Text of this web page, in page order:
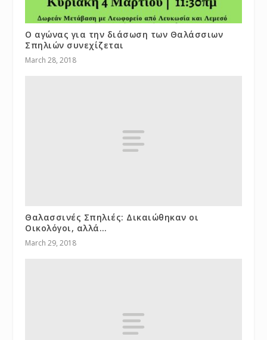
Ο αγώνας για την διάσωση των Θαλάσσιων
Σπηλιών συνεχίζεται
March 28, 2018
Θαλασσινές Σπηλιές: Δικαιώθηκαν οι
Οικολόγοι, αλλά…
March 29, 2018